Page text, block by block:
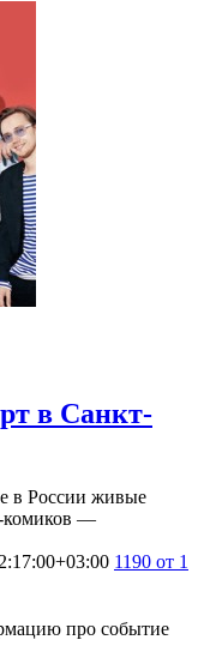
в Санкт-
в России живые
комиков —
1190 от 1
про событие